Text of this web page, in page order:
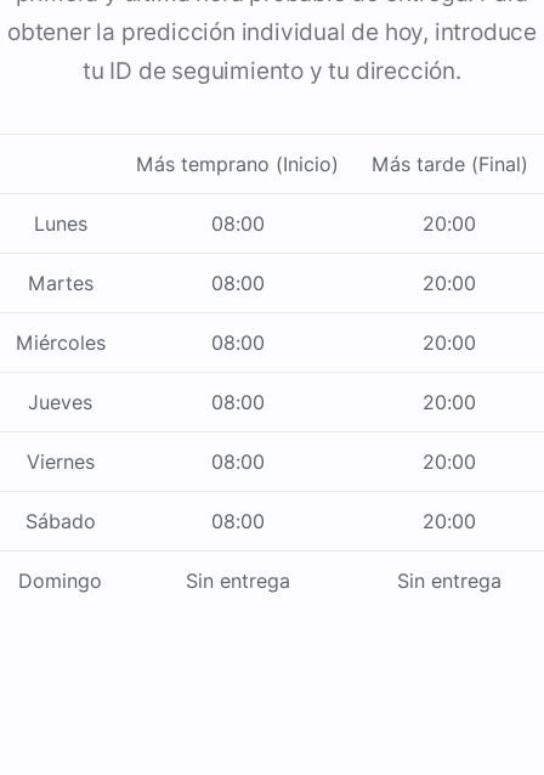
obtener la predicción individual de hoy, introduce
tu ID de seguimiento y tu dirección.
Más temprano (Inicio) Más tarde (Final)
Lunes 08:00 20:00
Martes 08:00 20:00
Miércoles 08:00 20:00
Jueves 08:00 20:00
Viernes 08:00 20:00
Sábado 08:00 20:00
Domingo Sin entrega Sin entrega